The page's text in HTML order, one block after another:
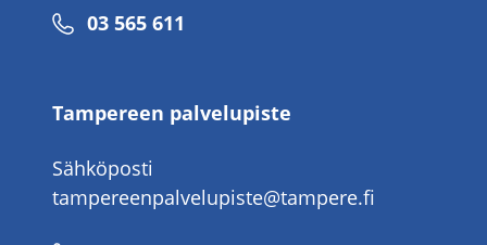
Puhelinnumero
03 565 611
Tampereen palvelupiste
Sähköposti
tampereenpalvelupiste@tampere.fi